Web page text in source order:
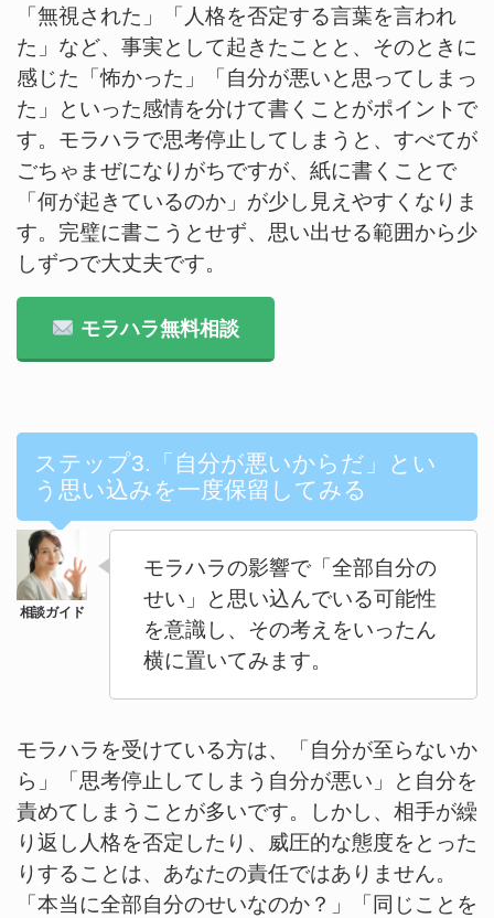
「無視された」「人格を否定する言葉を言われ
た」など、事実として起きたことと、そのときに
感じた「怖かった」「自分が悪いと思ってしまっ
た」といった感情を分けて書くことがポイントで
す。モラハラで思考停止してしまうと、すべてが
ごちゃまぜになりがちですが、紙に書くことで
「何が起きているのか」が少し見えやすくなりま
す。完璧に書こうとせず、思い出せる範囲から少
しずつで大丈夫です。
モラハラ無料相談
ステップ3.「自分が悪いからだ」とい
う思い込みを一度保留してみる
モラハラの影響で「全部自分の
せい」と思い込んでいる可能性
を意識し、その考えをいったん
横に置いてみます。
モラハラを受けている方は、「自分が至らないか
ら」「思考停止してしまう自分が悪い」と自分を
責めてしまうことが多いです。しかし、相手が繰
り返し人格を否定したり、威圧的な態度をとった
りすることは、あなたの責任ではありません。
「本当に全部自分のせいなのか？」「同じことを